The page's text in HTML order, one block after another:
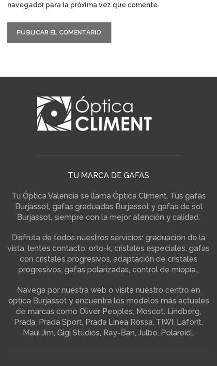
navegador para la próxima vez que comente.
TU MARCA DE GAFAS
Tu Óptica Valencia se llama Óptica Climent. Tus gafas
Burjassot, gafas graduadas Burjassot y gafas de sol
Burjassot, siempre con la mejor atención y calidad.
Disfruta de todos nuestros servicios: graduación de la
vista, lentes contacto, orto-k, cristales especiales, gafas
con cristales progresivos, adaptación de cristales
progresivos, gafas polarizadas, control de miopia…
Navega por nuestra web o visita nuestro centro en
óptica Burjassot y encuentra los modelos más actuales
de marcas como Oliver Peoples, Moscot, Lindberg,
Prada, Prada Sport, Prada Linea Rossa, TIWI, Lafont,
Maui Jim, Gigi Studios, Ray-Ban, Julbo, Polaroid…